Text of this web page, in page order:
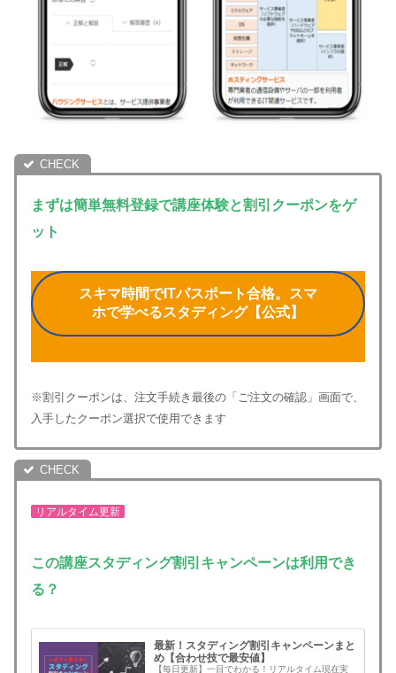
まずは簡単無料登録で講座体験と割引クーポンをゲ
ット
スキマ時間でITパスポート合格。スマ
ホで学べるスタディング【公式】
※割引クーポンは、注文手続き最後の「ご注文の確認」画面で、
入手したクーポン選択で使用できます
リアルタイム更新
この講座スタディング割引キャンペーンは利用でき
る？
最新！スタディング割引キャンペーンまと
め【合わせ技で最安値】
【毎日更新】一目でわかる！リアルタイム現在実